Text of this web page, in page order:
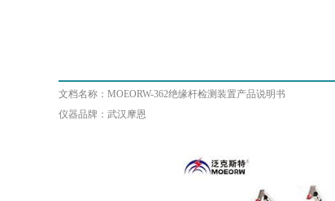
文档名称：MOEORW-362绝缘杆检测装置产品说明书
仪器品牌：武汉摩恩